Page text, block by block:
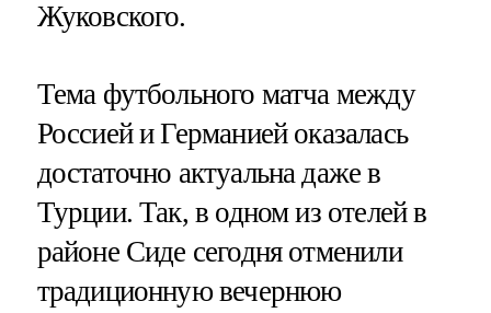
Жуковского.
Тема футбольного матча между
Россией и Германией оказалась
достаточно актуальна даже в
Турции. Так, в одном из отелей в
районе Сиде сегодня отменили
традиционную вечернюю